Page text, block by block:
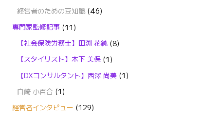
経営者のための豆知識(46)
専門家監修記事(11)
【社会保険労務士】田渕 花純 (8)
【スタイリスト】木下 美保 (1)
【DXコンサルタント】西澤 尚美 (1)
白崎 小百合 (1)
経営者インタビュー (129)